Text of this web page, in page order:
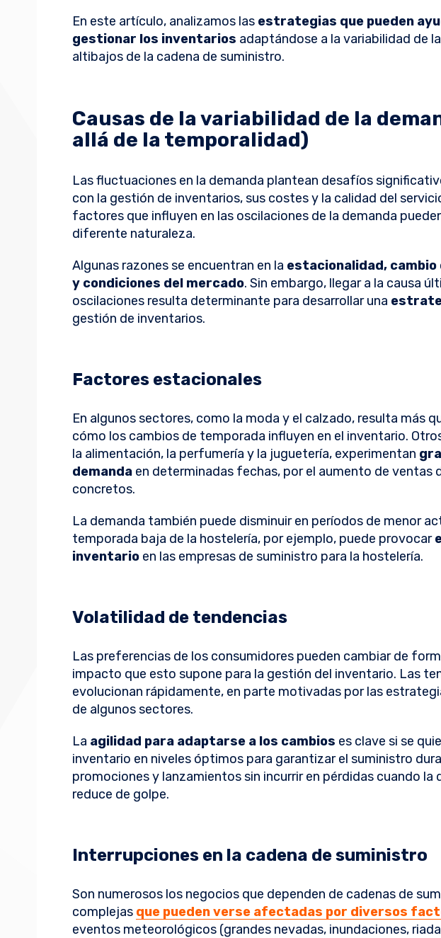
En este artículo, analizamos las estrategias que pueden
gestionar los inventarios adaptándose a la variabilidad de
altibajos de la cadena de suministro.
Causas de la variabilidad de la
allá de la temporalidad)
Las fluctuaciones en la demanda plantean desafíos
con la gestión de inventarios, sus costes y la calidad del
factores que influyen en las oscilaciones de la demanda
diferente naturaleza.
Algunas razones se encuentran en la estacionalidad,
y condiciones del mercado. Sin embargo, llegar a la causa
oscilaciones resulta determinante para desarrollar una
gestión de inventarios.
Factores estacionales
En algunos sectores, como la moda y el calzado, resulta más
cómo los cambios de temporada influyen en el inventario.
la alimentación, la perfumería y la juguetería, experimentan
demanda en determinadas fechas, por el aumento de ventas
concretos.
La demanda también puede disminuir en períodos de menor
temporada baja de la hostelería, por ejemplo, puede provocar
inventario en las empresas de suministro para la hostelería.
Volatilidad de tendencias
Las preferencias de los consumidores pueden cambiar de
impacto que esto supone para la gestión del inventario. Las
evolucionan rápidamente, en parte motivadas por las
de algunos sectores.
La agilidad para adaptarse a los cambios es clave si se
inventario en niveles óptimos para garantizar el suministro
promociones y lanzamientos sin incurrir en pérdidas cuando la
reduce de golpe.
Interrupciones en la cadena de suministro
Son numerosos los negocios que dependen de cadenas de
complejas que pueden verse afectadas por diversos
eventos meteorológicos (grandes nevadas, inundaciones,